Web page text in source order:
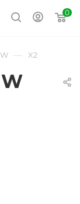
0
— X2